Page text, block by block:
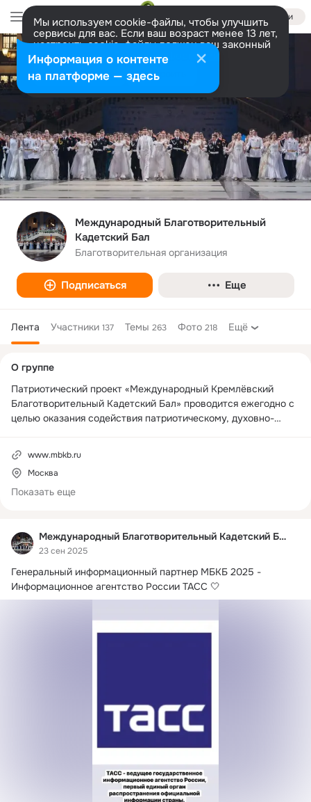
Войти
Мы используем cookie-файлы, чтобы улучшить
сервисы для вас. Если ваш возраст менее 13 лет,
настроить cookie-файлы должен ваш законный
представитель. Больше информации
Разрешить все Настроить
Международный Благотворительный
Кадетский Бал
Благотворительная организация
Подписаться Еще
Лента Участники 137 Темы 263 Фото 218 Ещё
Международный Благотворительный Кадетский Бал
23 сен 2025
Генеральный информационный партнер МБКБ 2025 -
Информационное агентство России ТАСС 🤍
колонка
О группе
Патриотический проект «Международный Кремлёвский
Благотворительный Кадетский Бал» проводится ежегодно с
целью оказания содействия патриотическому, духовно-
поколения в современном мире, а также с целью
содействия в организации дружественного и
добрососедского общения между молодежью нашей страны
и молодежью стран ближнего и дальнего зарубежья для
www.mbkb.ru
www.mbkb.ru
Москва
Показать еще
Информация о контенте
на платформе — здесь